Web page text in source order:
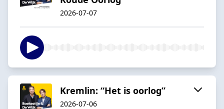
2026-07-07
Kremlin: “Het is oorlog”
2026-07-06